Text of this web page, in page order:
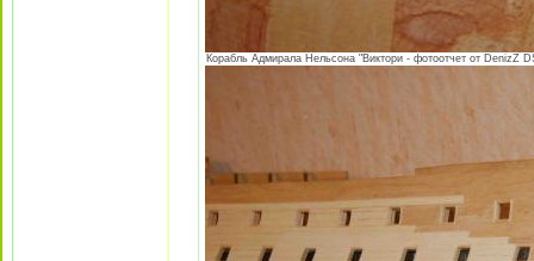
Корабль Адмирала Нельсона "Виктори - фотоотчет от DenizZ